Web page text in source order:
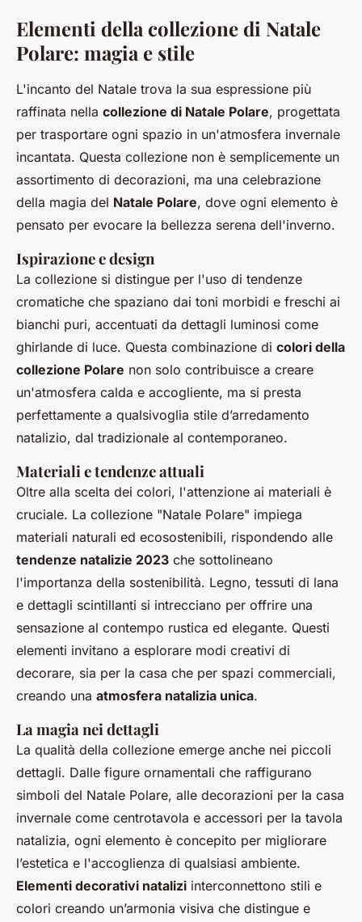
Elementi della collezione di Natale
Polare: magia e stile
L'incanto del Natale trova la sua espressione più
raffinata nella collezione di Natale Polare, progettata
per trasportare ogni spazio in un'atmosfera invernale
incantata. Questa collezione non è semplicemente un
assortimento di decorazioni, ma una celebrazione
della magia del Natale Polare, dove ogni elemento è
pensato per evocare la bellezza serena dell'inverno.
Ispirazione e design
La collezione si distingue per l'uso di tendenze
cromatiche che spaziano dai toni morbidi e freschi ai
bianchi puri, accentuati da dettagli luminosi come
ghirlande di luce. Questa combinazione di colori della
collezione Polare non solo contribuisce a creare
un'atmosfera calda e accogliente, ma si presta
perfettamente a qualsivoglia stile d’arredamento
natalizio, dal tradizionale al contemporaneo.
Materiali e tendenze attuali
Oltre alla scelta dei colori, l'attenzione ai materiali è
cruciale. La collezione "Natale Polare" impiega
materiali naturali ed ecosostenibili, rispondendo alle
tendenze natalizie 2023 che sottolineano
l'importanza della sostenibilità. Legno, tessuti di lana
e dettagli scintillanti si intrecciano per offrire una
sensazione al contempo rustica ed elegante. Questi
elementi invitano a esplorare modi creativi di
decorare, sia per la casa che per spazi commerciali,
creando una atmosfera natalizia unica.
La magia nei dettagli
La qualità della collezione emerge anche nei piccoli
dettagli. Dalle figure ornamentali che raffigurano
simboli del Natale Polare, alle decorazioni per la casa
invernale come centrotavola e accessori per la tavola
natalizia, ogni elemento è concepito per migliorare
l’estetica e l'accoglienza di qualsiasi ambiente.
Elementi decorativi natalizi interconnettono stili e
colori creando un’armonia visiva che distingue e